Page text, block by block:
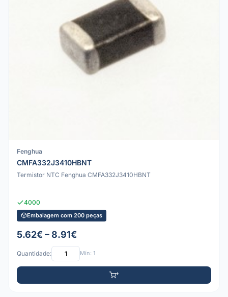
Fenghua
CMFA332J3410HBNT
Termistor NTC Fenghua CMFA332J3410HBNT
4000
Embalagem com 200 peças
5.62€ – 8.91€
Quantidade: Mín: 1